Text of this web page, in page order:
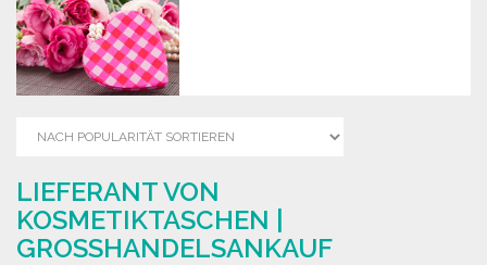
LIEFERANT VON
KOSMETIKTASCHEN |
GROSSHANDELSANKAUF